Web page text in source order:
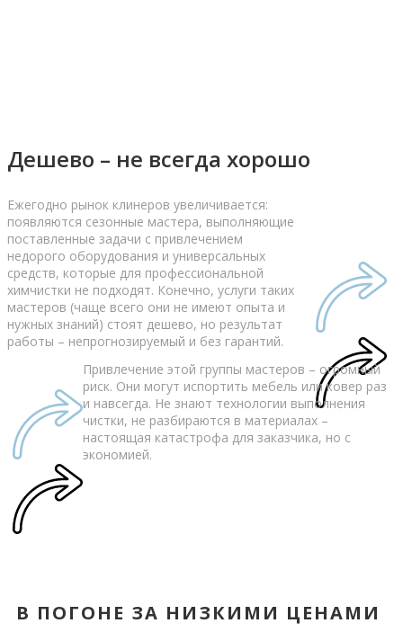
Дешево – не всегда хорошо
Ежегодно рынок клинеров увеличивается:
появляются сезонные мастера, выполняющие
поставленные задачи с привлечением
недорого оборудования и универсальных
средств, которые для профессиональной
химчистки не подходят. Конечно, услуги таких
мастеров (чаще всего они не имеют опыта и
нужных знаний) стоят дешево, но результат
работы – непрогнозируемый и без гарантий.
Привлечение этой группы мастеров – огромный
риск. Они могут испортить мебель или ковер раз
и навсегда. Не знают технологии выполнения
чистки, не разбираются в материалах –
настоящая катастрофа для заказчика, но с
экономией.
В ПОГОНЕ ЗА НИЗКИМИ ЦЕНАМИ